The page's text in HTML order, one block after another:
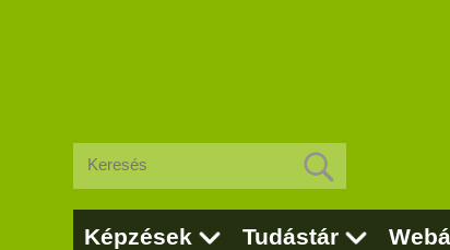
Képzések Tudástár